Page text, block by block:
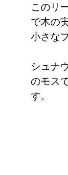
このリ
で木の
小さな
シュナ
のモス
す。